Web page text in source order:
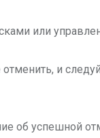
или
и
об успешной